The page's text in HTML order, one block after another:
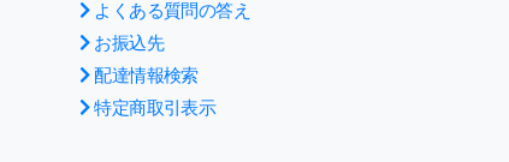
よくある質問の答え
お振込先
配達情報検索
特定商取引表示